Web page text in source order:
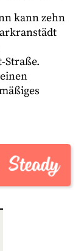
kann zehn